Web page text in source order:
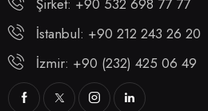
İstanbul: +90 212 243 26 20
İzmir: +90 (232) 425 06 49